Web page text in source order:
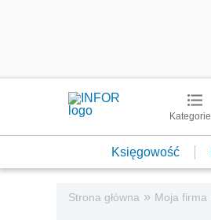
Kategorie
Księgowość
Strona główna » Moja firma